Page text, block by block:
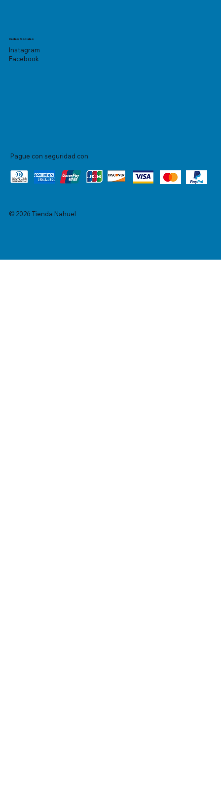
Redes Sociales
Instagram
Facebook
Pague con seguridad con
© 2026 Tienda Nahuel